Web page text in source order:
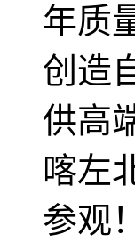
年质
创造
供高
喀左
参观！